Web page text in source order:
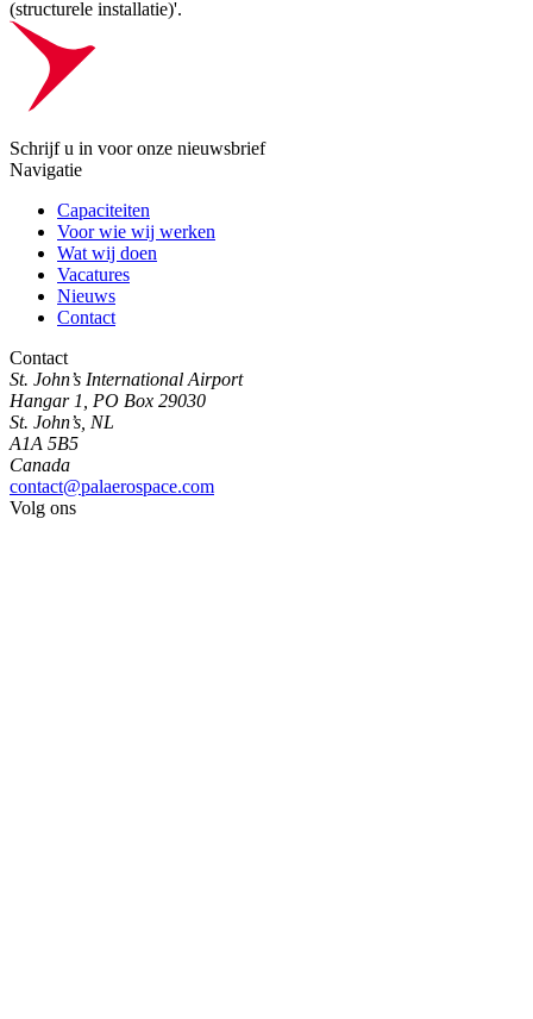
(structurele installatie)'.
Schrijf u in voor onze nieuwsbrief
Navigatie
Capaciteiten
Voor wie wij werken
Wat wij doen
Vacatures
Nieuws
Contact
Contact
St. John’s International Airport
Hangar 1, PO Box 29030
St. John’s, NL
A1A 5B5
Canada
contact@palaerospace.com
Volg ons